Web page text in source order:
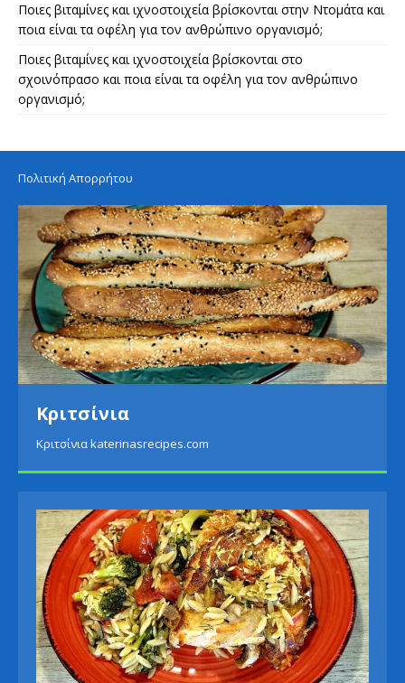
Ποιες βιταμίνες και ιχνοστοιχεία βρίσκονται στην Ντομάτα και
ποια είναι τα οφέλη για τον ανθρώπινο οργανισμό;
Ποιες βιταμίνες και ιχνοστοιχεία βρίσκονται στο
σχοινόπρασο και ποια είναι τα οφέλη για τον ανθρώπινο
οργανισμό;
Πολιτική Απορρήτου
Πατάτες με σαλάτα